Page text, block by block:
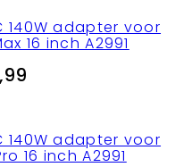
140W adapter voor
16 inch A2991
140W adapter voor
16 inch A2991